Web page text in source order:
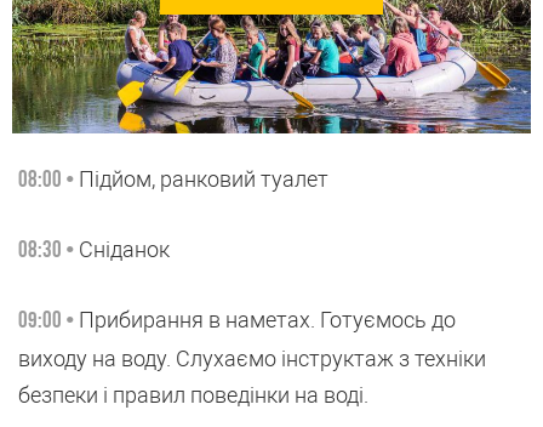
08:00 • Підйом, ранковий туалет
08:30 • Сніданок
09:00 • Прибирання в наметах. Готуємось до
виходу на воду. Слухаємо інструктаж з техніки
безпеки і правил поведінки на воді.